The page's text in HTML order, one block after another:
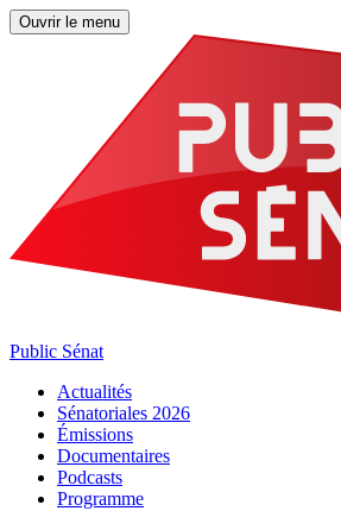
Ouvrir le menu
Public Sénat
Actualités
Sénatoriales 2026
Émissions
Documentaires
Podcasts
Programme